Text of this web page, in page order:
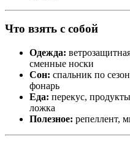
Что взять с собой
Одежда:
сменные носки
Сон: спальник по
фонарь
Еда: перекус,
ложка
Полезное: репеллент,